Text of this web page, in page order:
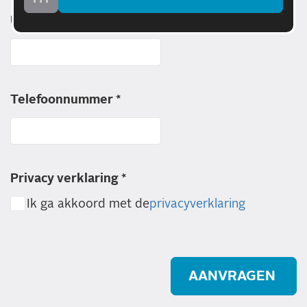
Uw e-mailadres *
Telefoonnummer *
Privacy verklaring *
Ik ga akkoord met deprivacyverklaring